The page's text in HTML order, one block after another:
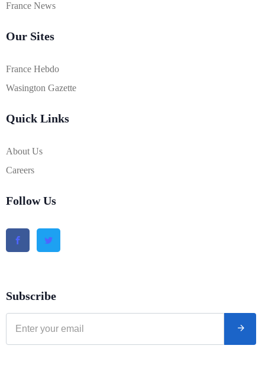
France News
Our Sites
France Hebdo
Wasington Gazette
Quick Links
About Us
Careers
Follow Us
Subscribe